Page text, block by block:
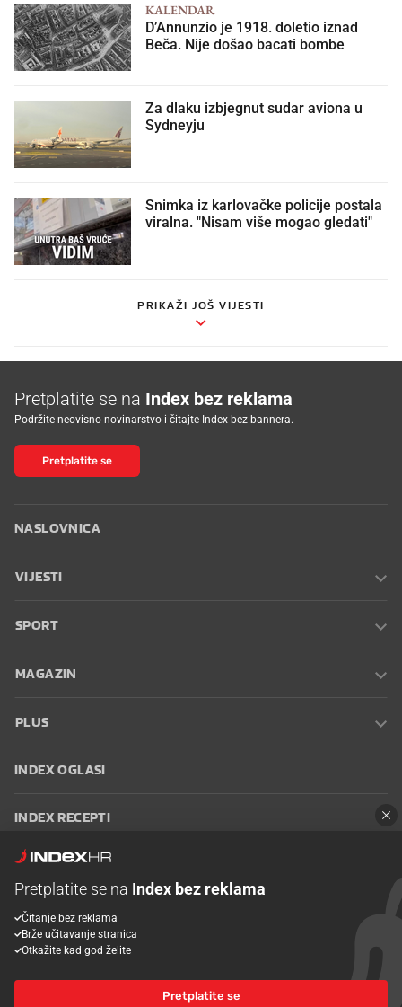
KALENDAR
D’Annunzio je 1918. doletio iznad
Beča. Nije došao bacati bombe
Za dlaku izbjegnut sudar aviona u
Sydneyju
Snimka iz karlovačke policije postala
viralna. "Nisam više mogao gledati"
PRIKAŽI JOŠ VIJESTI
Pretplatite se na Index bez reklama
Podržite neovisno novinarstvo i čitajte Index bez bannera.
Pretplatite se
NASLOVNICA
VIJESTI
SPORT
MAGAZIN
PLUS
INDEX OGLASI
INDEX RECEPTI
INFO
Oglašavanje Zaposli se na Indexu
korištenja
Postavke kolačića
Pretplatite se na Index bez reklama
Čitanje bez reklama
Brže učitavanje stranica
Otkažite kad god želite
Pretplatite se